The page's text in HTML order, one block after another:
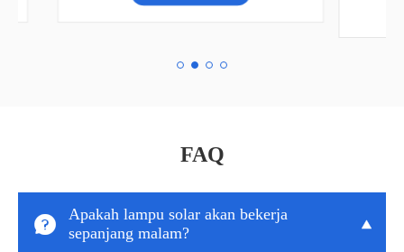
Kirim pertanyaan
FAQ

Apakah lampu solar akan bekerja
sepanjang malam?
